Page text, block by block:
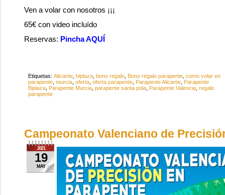
Ven a volar con nosotros ¡¡¡
65€ con video incluído
Reservas: Pincha AQUÍ
Etiquetas: Alicante biplaza bono regalo Bono regalo parapente como volar en
parapente murcia oferta oferta parapente Parapente Alicante Parapente
Biplaza Parapente Murcia parapente santa pola Parapente Valencia regalo
parapente
Campeonato Valenciano de
2021
19
MAY